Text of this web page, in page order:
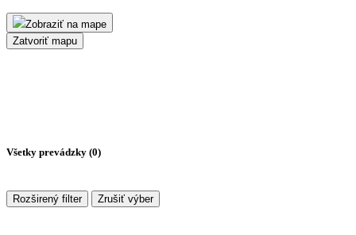
Zobraziť na mape
Zatvoriť mapu
Všetky prevádzky (0)
Rozširený filter Zrušiť výber